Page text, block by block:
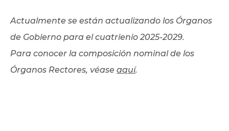
Actualmente se están actualizando los Órganos
de Gobierno para el cuatrienio 2025-2029.
Para conocer la composición nominal de los
Órganos Rectores, véase aquí.